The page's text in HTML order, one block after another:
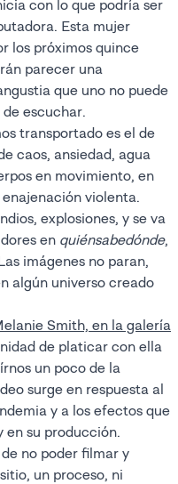
con lo que podría ser
Esta mujer
los próximos quince
parecer una
que uno no puede
escuchar.
transportado es el de
caos, ansiedad, agua
en movimiento, en
violenta.
explosiones, y se va
en quiénsabedónde,
imágenes no paran,
algún universo creado
Smith, en la galería
de platicar con ella
un poco de la
surge en respuesta al
y a los efectos que
su producción.
no poder filmar y
un proceso, ni